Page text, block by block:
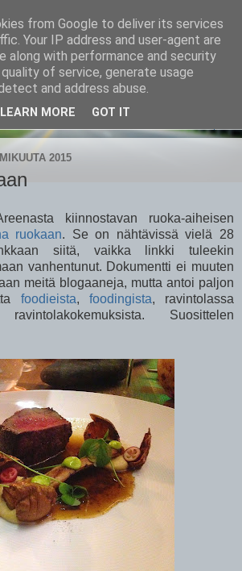
2015
kiinnostavan ruoka-aiheisen
ruokaan. Se on nähtävissä vielä 28
siitä, vaikka linkki tuleekin
vanhentunut. Dokumentti ei muuten
meitä blogaaneja, mutta antoi paljon
foodieista, foodingista, ravintolassa
Suosittelen
from Google to deliver its services
Your IP address and user-agent are
along with performance and security
of service, generate usage
and address abuse.
LEARN MORE GOT IT